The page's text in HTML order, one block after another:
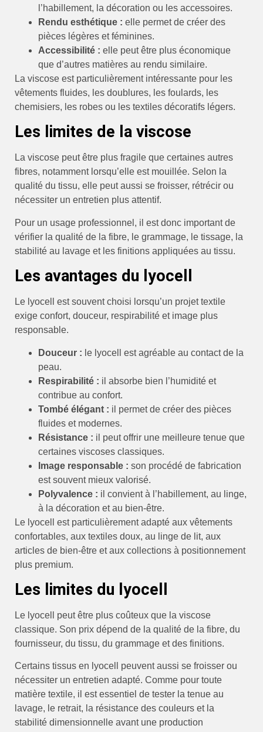
l’habillement, la décoration ou les accessoires.
Rendu esthétique : elle permet de créer des
pièces légères et féminines.
Accessibilité : elle peut être plus économique
que d’autres matières au rendu similaire.
La viscose est particulièrement intéressante pour les
vêtements fluides, les doublures, les foulards, les
chemisiers, les robes ou les textiles décoratifs légers.
Les limites de la viscose
La viscose peut être plus fragile que certaines autres
fibres, notamment lorsqu’elle est mouillée. Selon la
qualité du tissu, elle peut aussi se froisser, rétrécir ou
nécessiter un entretien plus attentif.
Pour un usage professionnel, il est donc important de
vérifier la qualité de la fibre, le grammage, le tissage, la
stabilité au lavage et les finitions appliquées au tissu.
Les avantages du lyocell
Le lyocell est souvent choisi lorsqu’un projet textile
exige confort, douceur, respirabilité et image plus
responsable.
Douceur : le lyocell est agréable au contact de la
peau.
Respirabilité : il absorbe bien l’humidité et
contribue au confort.
Tombé élégant : il permet de créer des pièces
fluides et modernes.
Résistance : il peut offrir une meilleure tenue que
certaines viscoses classiques.
Image responsable : son procédé de fabrication
est souvent mieux valorisé.
Polyvalence : il convient à l’habillement, au linge,
à la décoration et au bien-être.
Le lyocell est particulièrement adapté aux vêtements
confortables, aux textiles doux, au linge de lit, aux
articles de bien-être et aux collections à positionnement
plus premium.
Les limites du lyocell
Le lyocell peut être plus coûteux que la viscose
classique. Son prix dépend de la qualité de la fibre, du
fournisseur, du tissu, du grammage et des finitions.
Certains tissus en lyocell peuvent aussi se froisser ou
nécessiter un entretien adapté. Comme pour toute
matière textile, il est essentiel de tester la tenue au
lavage, le retrait, la résistance des couleurs et la
stabilité dimensionnelle avant une production